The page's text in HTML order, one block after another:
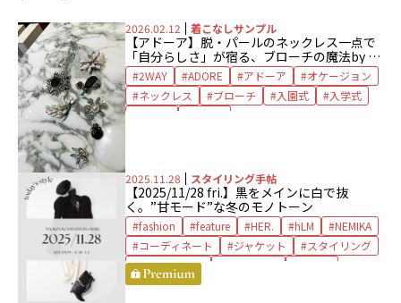
2026.02.12 着こなしサンプル
【アドーア】 脱・パールのネックレス一点で
「自分らしさ」が宿る、ブローチの魔法by 大
草直子
2WAY ADORE アドーア
オケージョン
ネックレス
ブローチ 入園式
入学式
卒園式
卒業式
2025.11.28 スタイリング手帖
【2025/11/28 fri.】黒をメインに白で抜
く。”甘モード”な冬のモノトーン
fashion feature HER. hLM
NEMIKA
コーディネート
ジャケット
スタイリング
ニットパンツ
ブローチ